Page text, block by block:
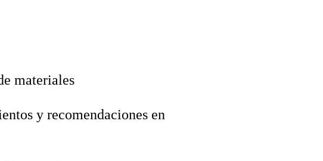
materiales
y recomendaciones en